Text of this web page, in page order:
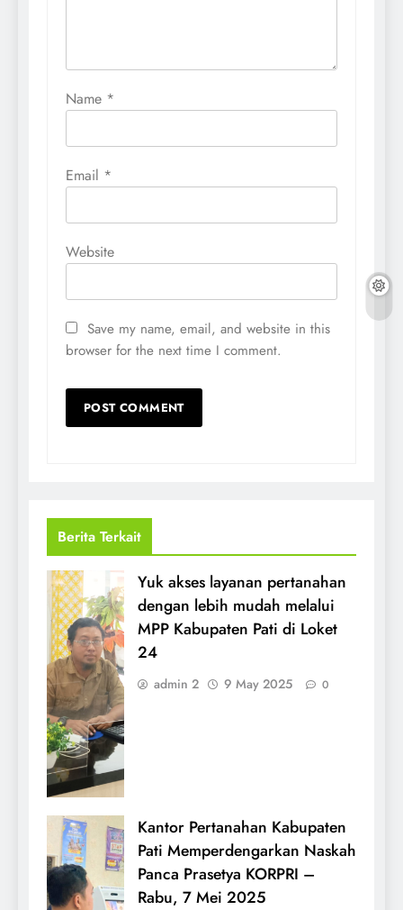
Name *
Email *
Website
Save my name, email, and website in this
browser for the next time I comment.
Berita Terkait
Yuk akses layanan pertanahan
dengan lebih mudah melalui
MPP Kabupaten Pati di Loket
24
admin 2 9 May 2025 0
Kantor Pertanahan Kabupaten
Pati Memperdengarkan Naskah
Panca Prasetya KORPRI –
Rabu, 7 Mei 2025